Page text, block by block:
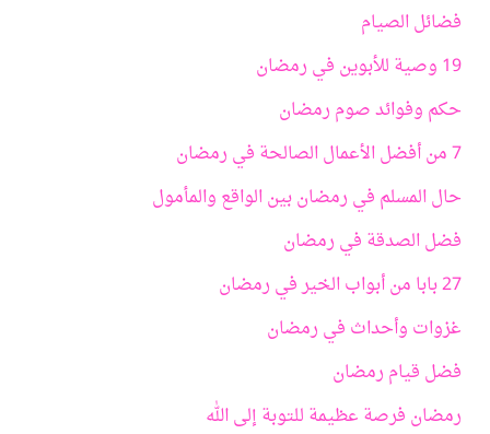
فضائل الصيام
19 وصية للأبوين في رمضان
حكم وفوائد صوم رمضان
7 من أفضل الأعمال الصالحة في رمضان
حال المسلم في رمضان بين الواقع والمأمول
فضل الصدقة في رمضان
27 بابا من أبواب الخير في رمضان
غزوات وأحداث في رمضان
فضل قيام رمضان
رمضان فرصة عظيمة للتوبة إلى الله